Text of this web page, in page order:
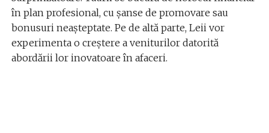
în plan profesional, cu șanse de promovare sau
bonusuri neașteptate. Pe de altă parte, Leii vor
experimenta o creștere a veniturilor datorită
abordării lor inovatoare în afaceri.